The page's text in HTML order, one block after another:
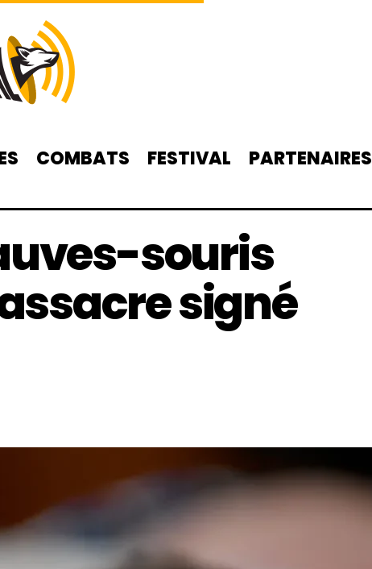
COMBATS FESTIVAL PARTENAIRES
souris
signé